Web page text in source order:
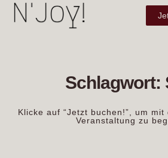
Schlagwort:
Klicke auf “Jetzt buchen!”, um
Veranstaltung zu